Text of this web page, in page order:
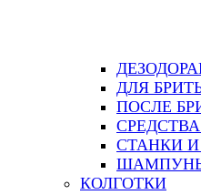
ДЛЯ
ПОСЛЕ
СТАНКИ
КОЛГОТКИ